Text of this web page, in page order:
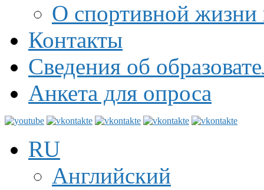
О спортивной жизни
Контакты
Сведения об
Анкета для опроса
RU
Английский